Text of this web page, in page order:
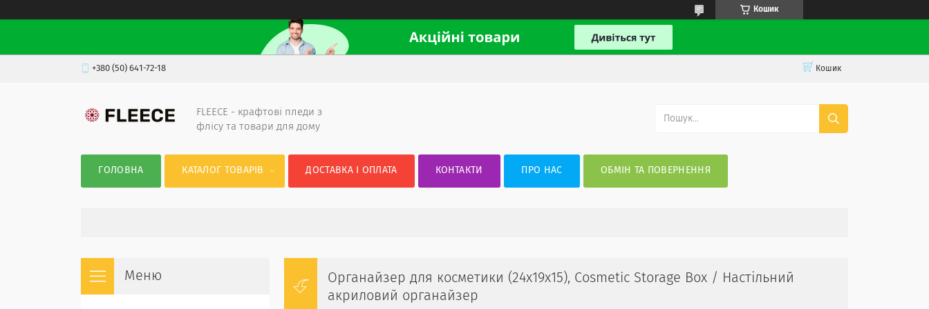
Кошик
+380 (50) 641-72-18 Кошик
FLEECE - крафтові пледи з
флісу та товари для дому
ГОЛОВНА КАТАЛОГ ТОВАРІВ ДОСТАВКА І ОПЛАТА КОНТАКТИ ПРО НАС ОБМІН ТА ПОВЕРНЕННЯ
Органайзер для косметики (24x19x15), Cosmetic Storage Box / Настільний
акриловий органайзер